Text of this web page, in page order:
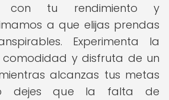
con tu rendimiento y
a que elijas prendas
Experimenta la
y disfruta de un
alcanzas tus metas
dejes que la falta de